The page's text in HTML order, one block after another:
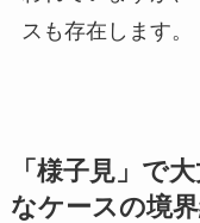
スも存在します。
「様子見」で
なケースの境